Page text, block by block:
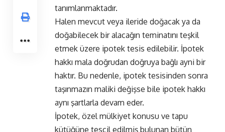
tanımlanmaktadır.
Halen mevcut veya ileride doğacak ya da
doğabilecek bir alacağın teminatını teşkil
etmek üzere ipotek tesis edilebilir. İpotek
hakkı mala doğrudan doğruya bağlı ayni bir
haktır. Bu nedenle, ipotek tesisinden sonra
taşınmazın maliki değişse bile ipotek hakkı
aynı şartlarla devam eder.
İpotek, özel mülkiyet konusu ve tapu
kütüğüne tescil edilmiş bulunan bütün